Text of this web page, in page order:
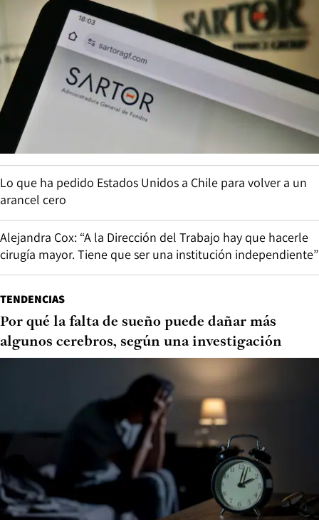
Lo que ha pedido Estados Unidos a Chile para volver a un
arancel cero
Alejandra Cox: “A la Dirección del Trabajo hay que hacerle
cirugía mayor. Tiene que ser una institución independiente”
TENDENCIAS
Por qué la falta de sueño puede dañar más
algunos cerebros, según una investigación